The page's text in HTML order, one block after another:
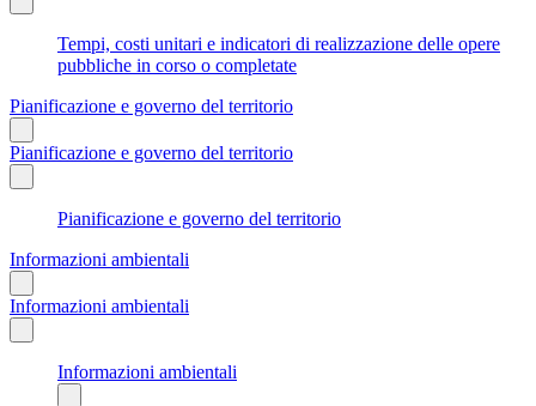
Tempi, costi unitari e indicatori di realizzazione delle opere
pubbliche in corso o completate
Pianificazione e governo del territorio
Pianificazione e governo del territorio
Pianificazione e governo del territorio
Informazioni ambientali
Informazioni ambientali
Informazioni ambientali